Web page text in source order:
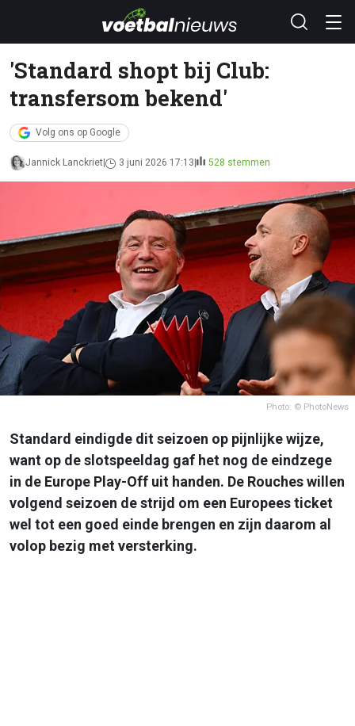
'Standard shopt bij Club:
transfersom bekend'
Volg ons op Google
Jannick Lanckriet 3 juni 2026 17:13 528 stemmen
Photo: © PhotoNews
Standard eindigde dit seizoen op pijnlijke wijze,
want op de slotspeeldag gaf het nog de eindzege
in de Europe Play-Off uit handen. De Rouches willen
volgend seizoen de strijd om een Europees ticket
wel tot een goed einde brengen en zijn daarom al
volop bezig met versterking.